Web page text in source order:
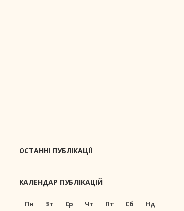
ОСТАННІ ПУБЛІКАЦІЇ
КАЛЕНДАР ПУБЛІКАЦІЙ
Пн Вт Ср Чт Пт Сб Нд